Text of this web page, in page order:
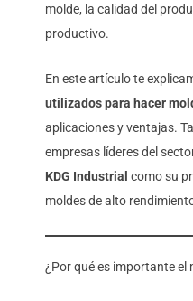
molde, la calidad del
productivo.
En este artículo te
utilizados para hacer
aplicaciones y ventajas.
empresas líderes del
KDG Industrial como su
moldes de alto
¿Por qué es importante el